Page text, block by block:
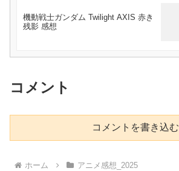
機動戦士ガンダム Twilight AXIS 赤き
残影 感想
コメント
コメントを書き込む
ホーム アニメ感想_2025